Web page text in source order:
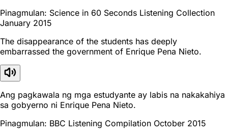
Pinagmulan: Science in 60 Seconds Listening Collection
January 2015
The disappearance of the students has deeply
embarrassed the government of Enrique Pena Nieto.
Ang pagkawala ng mga estudyante ay labis na nakakahiya
sa gobyerno ni Enrique Pena Nieto.
Pinagmulan: BBC Listening Compilation October 2015